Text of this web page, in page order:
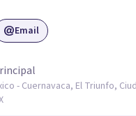
persona y el trabajo
que favorezcan el
psicológica es un acto de
es acompañarte
lo que estás viviendo,
Email
- Cuernavaca, El Triunfo,